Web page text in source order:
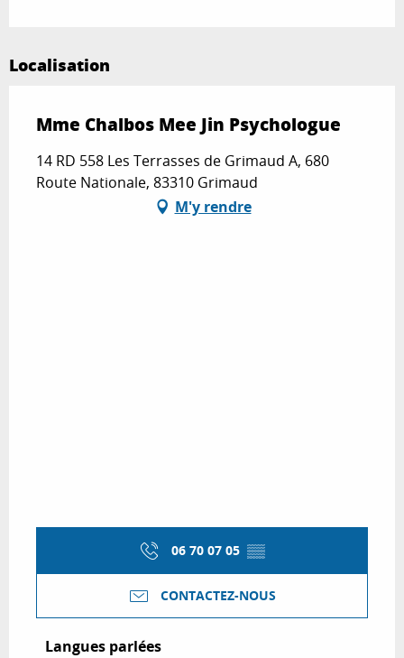
Localisation
Mme Chalbos Mee Jin Psychologue
14 RD 558 Les Terrasses de Grimaud A, 680
Route Nationale, 83310 Grimaud
M'y rendre
06 70 07 05 ▒▒
CONTACTEZ-NOUS
Langues parlées
Langues parlées